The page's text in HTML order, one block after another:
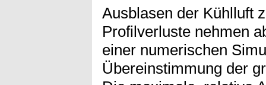
Ausblasen der Kühlluft
Profilverluste nehmen
einer numerischen
Übereinstimmung der